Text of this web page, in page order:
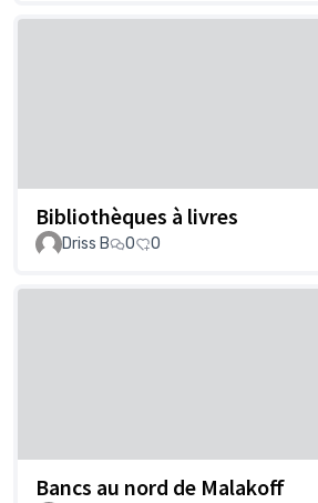
Bibliothèques à livres
Driss B
0 0
Bancs au nord de Malakoff